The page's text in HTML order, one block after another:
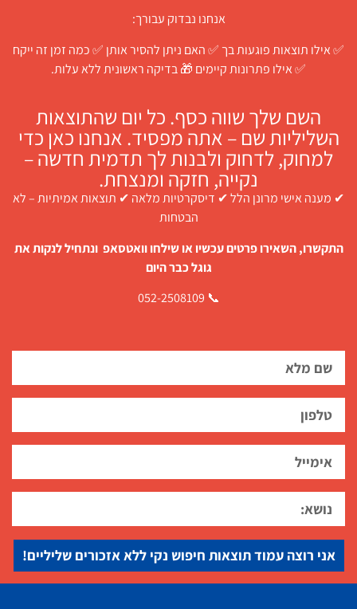
אנחנו נבדוק עבורך:
✅ אילו תוצאות פוגעות בך ✅ האם ניתן להסיר אותן ✅ כמה זמן זה ייקח
✅ אילו פתרונות קיימים 🎁 בדיקה ראשונית ללא עלות.
השם שלך שווה כסף. כל יום שהתוצאות
השליליות שם – אתה מפסיד. אנחנו כאן כדי
למחוק, לדחוק ולבנות לך תדמית חדשה –
נקייה, חזקה ומנצחת.
✔ מענה אישי מרונן הלל ✔ דיסקרטיות מלאה ✔ תוצאות אמיתיות – לא
הבטחות
התקשרו, השאירו פרטים עכשיו או שילחו וואטסאפ ונתחיל לנקות את
גוגל כבר היום
📞 052-2508109
אני רוצה עמוד תוצאות חיפוש נקי ללא אזכורים שליליים!